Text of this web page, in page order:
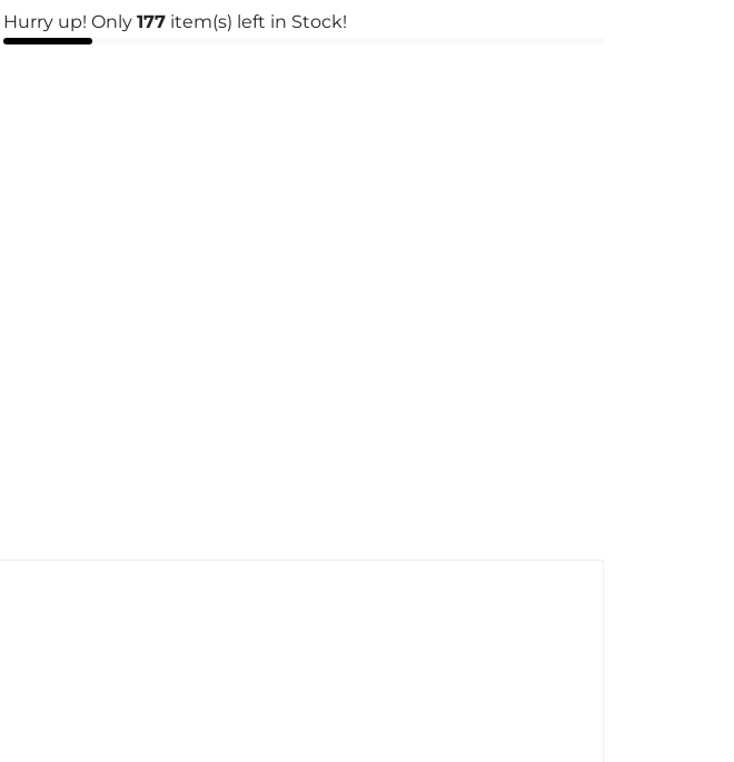
Hurry up! Only 177 item(s) left in Stock!